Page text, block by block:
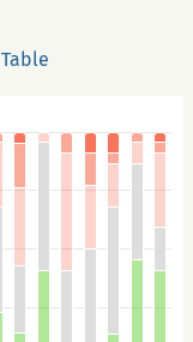
Table